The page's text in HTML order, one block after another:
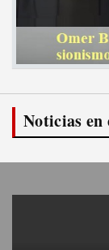
Noticias en